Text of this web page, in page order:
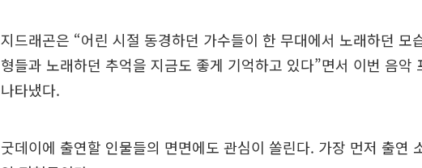
지드래곤은 “어린 시절 동경하던 가수들이 한 무대에서 노래하던 모
형들과 노래하던 추억을 지금도 좋게 기억하고 있다”면서 이번 음악
나타냈다.
굿데이에 출연할 인물들의 면면에도 관심이 쏠린다. 가장 먼저 출연